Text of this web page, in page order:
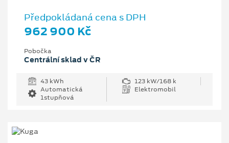
Předpokládaná cena s DPH
962 900 Kč
Pobočka
Centrální sklad v ČR
43 kWh
123 kW/168 k
Automatická
1stupňová
Elektromobil